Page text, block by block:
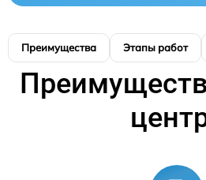
Преимущества Этапы работ